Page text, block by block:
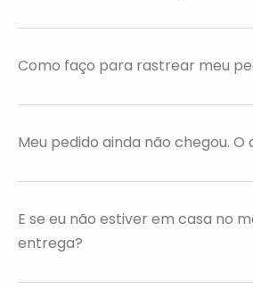
Como faço para rastrear meu
Meu pedido ainda não chegou. O
E se eu não estiver em casa no
entrega?